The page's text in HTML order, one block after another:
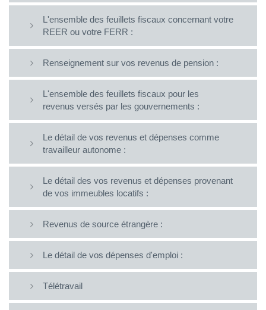
L'ensemble des feuillets fiscaux concernant votre
REER ou votre FERR :
Renseignement sur vos revenus de pension :
L'ensemble des feuillets fiscaux pour les
revenus versés par les gouvernements :
Le détail de vos revenus et dépenses comme
travailleur autonome :
Le détail des vos revenus et dépenses provenant
de vos immeubles locatifs :
Revenus de source étrangère :
Le détail de vos dépenses d'emploi :
Télétravail